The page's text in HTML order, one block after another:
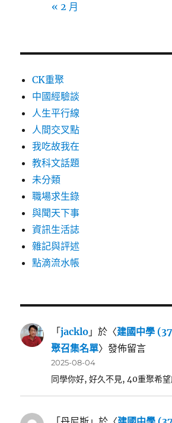
« 2 月
CK重聚
中國經驗談
人生平行線
人間交叉點
我吃故我在
教科文話題
未分類
職場求生錄
與聞天下事
資訊生活誌
雜記與評述
點滴流水帳
「jacklo 」於〈建國中學
聚召集名單〉發佈留言
2025-08-04
同學你好, 好久不見, 40重聚希